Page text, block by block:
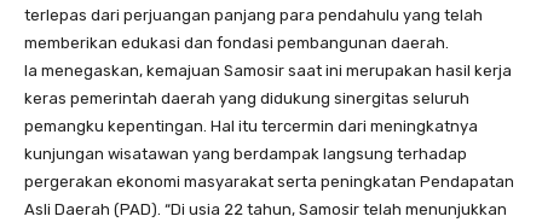
terlepas dari perjuangan panjang para pendahulu yang telah
memberikan edukasi dan fondasi pembangunan daerah.
Ia menegaskan, kemajuan Samosir saat ini merupakan hasil kerja
keras pemerintah daerah yang didukung sinergitas seluruh
pemangku kepentingan. Hal itu tercermin dari meningkatnya
kunjungan wisatawan yang berdampak langsung terhadap
pergerakan ekonomi masyarakat serta peningkatan Pendapatan
Asli Daerah (PAD). “Di usia 22 tahun, Samosir telah menunjukkan